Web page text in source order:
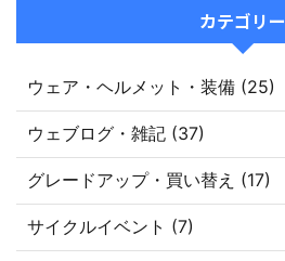
カテゴリー
ウェア・ヘルメット・装備 (25)
ウェブログ・雑記 (37)
グレードアップ・買い替え (17)
サイクルイベント (7)